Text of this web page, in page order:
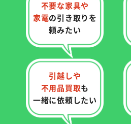
不要な家具や
家電の引き取りを
頼みたい
引越しや
不用品買取も
一緒に依頼したい